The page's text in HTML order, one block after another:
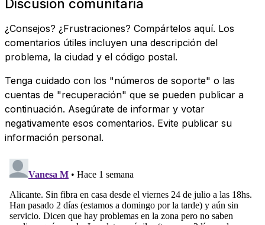
Discusión comunitaria
¿Consejos? ¿Frustraciones? Compártelos aquí. Los
comentarios útiles incluyen una descripción del
problema, la ciudad y el código postal.
Tenga cuidado con los "números de soporte" o las
cuentas de "recuperación" que se pueden publicar a
continuación. Asegúrate de informar y votar
negativamente esos comentarios. Evite publicar su
información personal.